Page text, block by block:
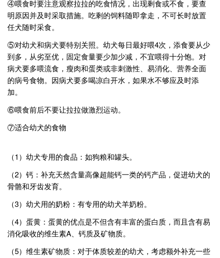
④喂食时要注意观察拉拉的吃食情况，出现剩食或不食，要查
明原因并及时采取措施。吃剩的饲料随即拿走，不可长时放置
任犬随时采食。
⑤对幼犬和病犬要特别关照。幼犬每日最好喂4次，添食要从少
到多，从劣至优，固定食量要少加少减，不宜喂得十分饱。对
病犬要多喂流食，瘦肉和蛋类或非刺激性、易消化、营养全面
的病号食物。因病犬要多喝凉白开水，如果水不够应及时添
加。
⑥喂食前后不要让拉拉做激烈运动。
⑦适合幼犬的食物
（1）幼犬专用的食品：如狗粮和罐头。
（2）钙：补充天然含量高像超能钙一类的钙产品，促进幼犬的
骨骼和牙齿发育。
（3）幼犬用的奶粉：有专用的幼犬羊奶粉。
（4）蛋黄：蛋黄的优点是不但含有丰富的蛋白质，而且含有易
消化吸收的维生素A、钙质及矿物质。
（5）维生素矿物质：对于体质较差的幼犬，考虑额外补充一些